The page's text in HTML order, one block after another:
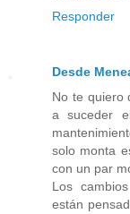
Responder
Desde
No te quiero
a suceder
solo monta
con un par
Los
están